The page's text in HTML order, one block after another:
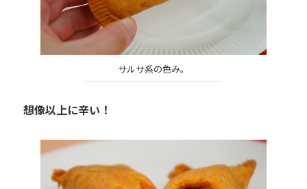
サルサ系の色み。
想像以上に辛い！